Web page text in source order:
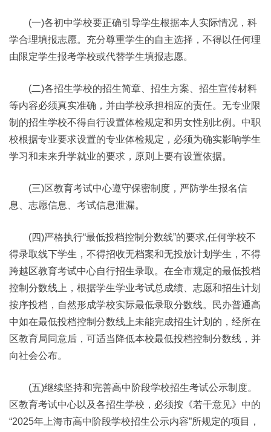
(一)各初中学校要正确引导学生根据本人实际情况，科
学合理填报志愿。充分尊重学生的自主选择，不得以任何理
由限定学生报考学校或代替学生填报志愿。
(二)各招生学校的招生简章、招生方案、招生宣传材料
等内容必须真实准确，并由学校承担相应的责任。无专业限
制的招生学校不得自行设置体检规定和男女性别比例。中职
校根据专业要求设置的专业体检规定，必须为确实影响学生
学习和未来升学就业的要求，原则上要有设置依据。
(三)区教育考试中心遵守保密制度，严防学生报名信
息、志愿信息、考试信息泄漏。
(四)严格执行“最低投档控制分数线”的要求,任何学校不
得录取线下学生，不得招收无档案和无投放计划学生，不得
跨越区教育考试中心自行招生录取。在全市规定的最低投档
控制分数线上，根据学生学业考试总成绩、志愿和招生计划
按序投档，自然形成学校实际最低录取分数线。民办普通高
中如在最低投档控制分数线上未能完成招生计划的，经所在
区教育局同意后，可适当降低本校最低投档控制分数线，并
向社会公布。
(五)继续坚持和完善高中阶段学校招生考试公示制度。
区教育考试中心以及各招生学校，必须按《若干意见》中的
“2025年上海市高中阶段学校招生公示内容”所规定的项目，